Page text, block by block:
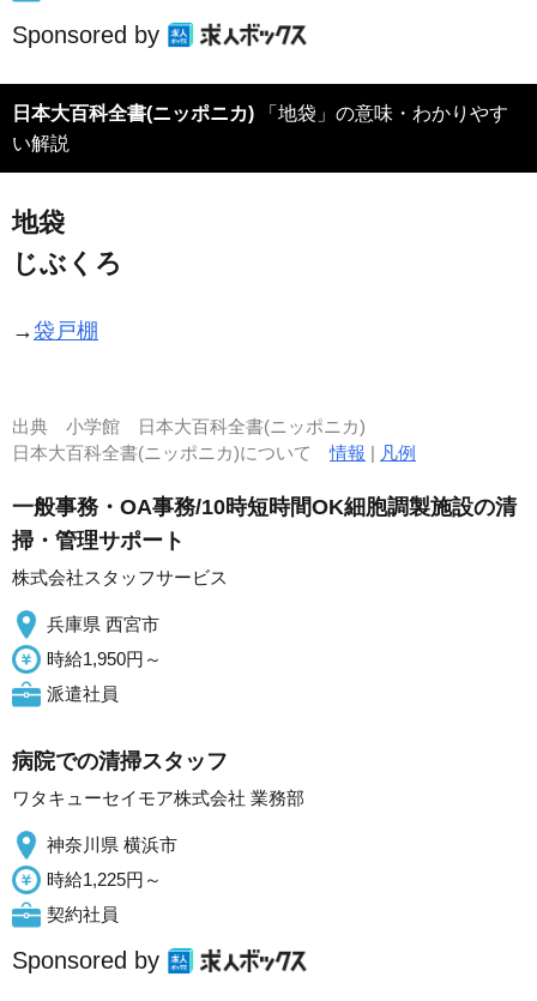
Sponsored by
日本大百科全書(ニッポニカ) 「地袋」の意味・わかりやす
い解説
地袋
じぶくろ
→袋戸棚
出典 小学館 日本大百科全書(ニッポニカ)
日本大百科全書(ニッポニカ)について情報 | 凡例
一般事務・OA事務/10時短時間OK細胞調製施設の清
掃・管理サポート
株式会社スタッフサービス
兵庫県 西宮市
時給1,950円～
派遣社員
病院での清掃スタッフ
ワタキューセイモア株式会社 業務部
神奈川県 横浜市
時給1,225円～
契約社員
Sponsored by